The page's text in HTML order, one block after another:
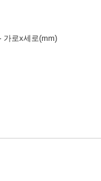
가로x세로(mm)